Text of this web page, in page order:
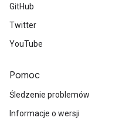
GitHub
Twitter
YouTube
Pomoc
Śledzenie problemów
Informacje o wersji